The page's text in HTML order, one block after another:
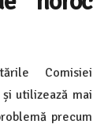
Comisiei
utilizează mai
precum